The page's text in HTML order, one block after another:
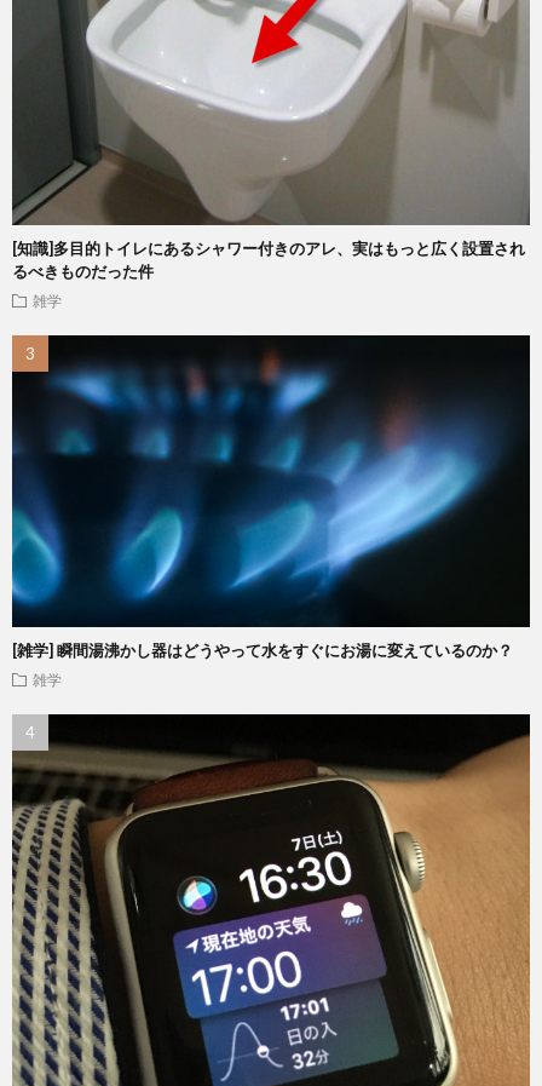
[知識]多目的トイレにあるシャワー付きのアレ、実はもっと広く設置され
るべきものだった件
雑学
[雑学] 瞬間湯沸かし器はどうやって水をすぐにお湯に変えているのか？
雑学